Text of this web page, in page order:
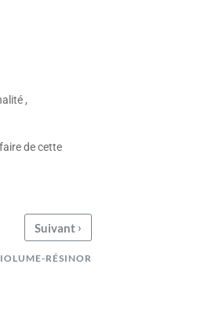
,
de cette
Suivant ›
RÉSINOR